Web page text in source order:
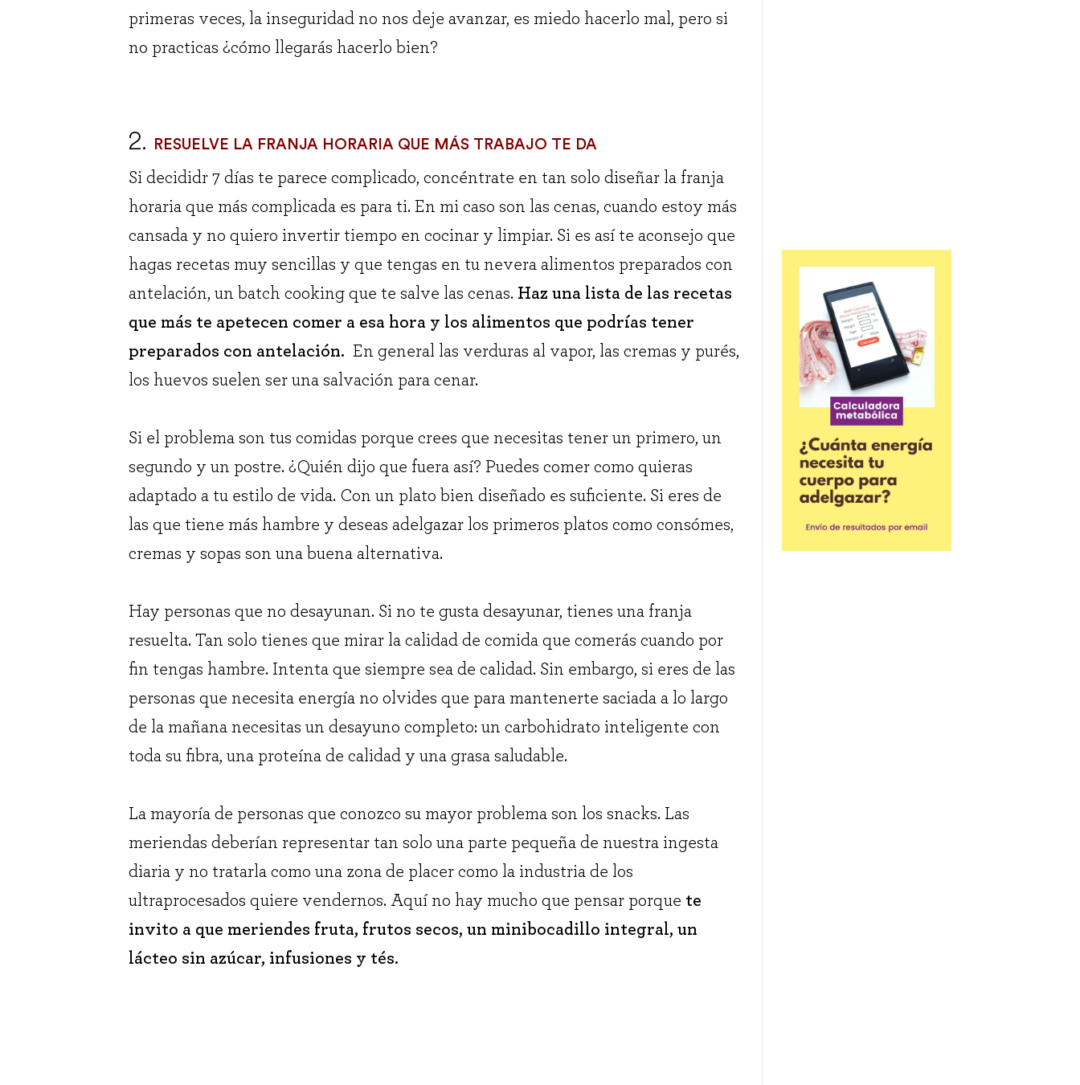
primeras veces, la inseguridad no nos deje avanzar, es miedo hacerlo mal, pero si
no practicas ¿cómo llegarás hacerlo bien?
2. RESUELVE LA FRANJA HORARIA QUE MÁS TRABAJO TE DA
Si decididr 7 días te parece complicado, concéntrate en tan solo diseñar la franja
horaria que más complicada es para ti. En mi caso son las cenas, cuando estoy más
cansada y no quiero invertir tiempo en cocinar y limpiar. Si es así te aconsejo que
hagas recetas muy sencillas y que tengas en tu nevera alimentos preparados con
antelación, un batch cooking que te salve las cenas. Haz una lista de las recetas
que más te apetecen comer a esa hora y los alimentos que podrías tener
preparados con antelación. En general las verduras al vapor, las cremas y purés,
los huevos suelen ser una salvación para cenar.
Si el problema son tus comidas porque crees que necesitas tener un primero, un
segundo y un postre. ¿Quién dijo que fuera así? Puedes comer como quieras
adaptado a tu estilo de vida. Con un plato bien diseñado es suficiente. Si eres de
las que tiene más hambre y deseas adelgazar los primeros platos como consómes,
cremas y sopas son una buena alternativa.
Hay personas que no desayunan. Si no te gusta desayunar, tienes una franja
resuelta. Tan solo tienes que mirar la calidad de comida que comerás cuando por
fin tengas hambre. Intenta que siempre sea de calidad. Sin embargo, si eres de las
personas que necesita energía no olvides que para mantenerte saciada a lo largo
de la mañana necesitas un desayuno completo: un carbohidrato inteligente con
toda su fibra, una proteína de calidad y una grasa saludable.
La mayoría de personas que conozco su mayor problema son los snacks. Las
meriendas deberían representar tan solo una parte pequeña de nuestra ingesta
diaria y no tratarla como una zona de placer como la industria de los
ultraprocesados quiere vendernos. Aquí no hay mucho que pensar porque te
invito a que meriendes fruta, frutos secos, un minibocadillo integral, un
lácteo sin azúcar, infusiones y tés.